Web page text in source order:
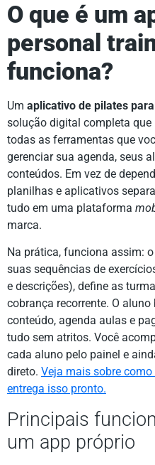
O que é um
personal
funciona?
Um aplicativo de pilates
solução digital completa que
todas as ferramentas que
gerenciar sua agenda, seus
conteúdos. Em vez de
planilhas e aplicativos
tudo em uma plataforma
marca.
Na prática, funciona assim:
suas sequências de
e descrições), define as
cobrança recorrente. O
conteúdo, agenda aulas e
tudo sem atritos. Você
cada aluno pelo painel e
direto. Veja mais sobre
entrega isso pronto.
Principais
um app próprio